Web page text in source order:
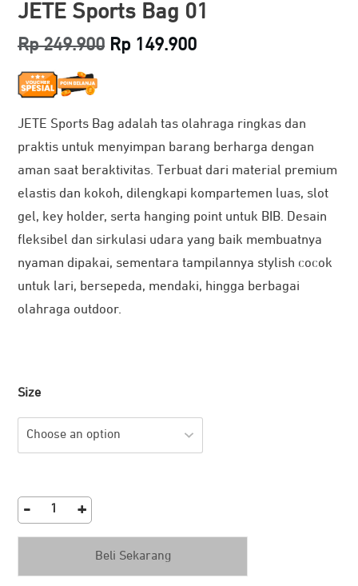
JETE Sports Bag 01
Rp249.900 Original
Rp 249.900.
Rp 149.900Current
Rp 149.900.
JETE Sports Bag adalah tas olahraga ringkas dan
praktis untuk menyimpan barang berharga dengan
aman saat beraktivitas. Terbuat dari material premium
elastis dan kokoh, dilengkapi kompartemen luas, slot
gel, key holder, serta hanging point untuk BIB. Desain
fleksibel dan sirkulasi udara yang baik membuatnya
nyaman dipakai, sementara tampilannya stylish cocok
untuk lari, bersepeda, mendaki, hingga berbagai
olahraga outdoor.
Size
-
Sports
01
+
Beli Sekarang